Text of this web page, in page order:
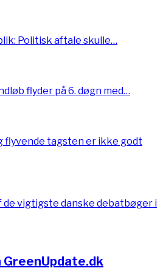
Politisk aftale skulle…
flyder på 6. døgn med…
tagsten er ikke godt
de vigtigste danske debatbøger i